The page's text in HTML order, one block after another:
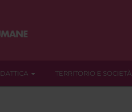
TERRITORIO E SOCIETÀ